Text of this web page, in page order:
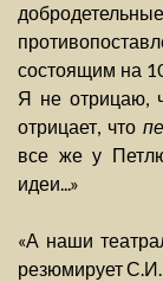
состоящим на
Я не отрицаю,
отрицает, что
все же у
идеи...»
«А наши
резюмирует С.И.